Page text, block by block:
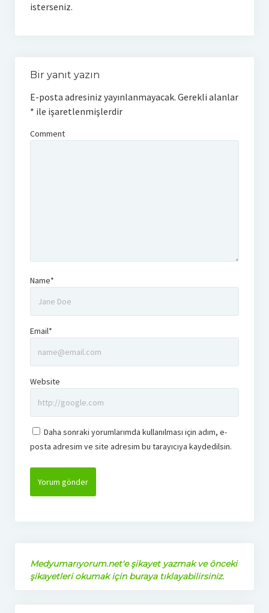
isterseniz.
Bir yanıt yazın
E-posta adresiniz yayınlanmayacak. Gerekli alanlar
* ile işaretlenmişlerdir
Comment
Name*
Email*
Website
Daha sonraki yorumlarımda kullanılması için adım, e-
posta adresim ve site adresim bu tarayıcıya kaydedilsin.
Medyumarıyorum.net'e şikayet yazmak ve önceki
şikayetleri okumak için buraya tıklayabilirsiniz.